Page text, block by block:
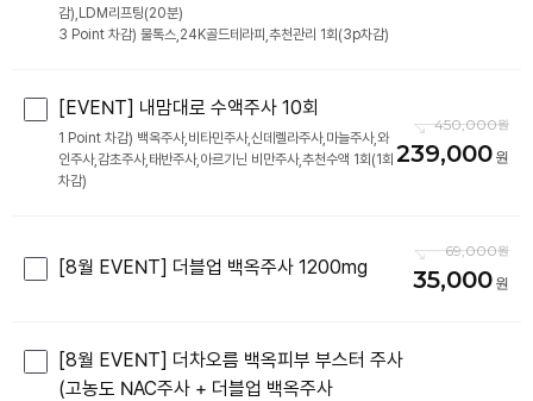
감),LDM리프팅(20분)
3 Point 차감) 물톡스,24K골드테라피,추천관리 1회(3p차감)
[EVENT] 내맘대로 수액주사 10회
1 Point 차감) 백옥주사,비타민주사,신데렐라주사,마늘주사,와
인주사,감초주사,태반주사,아르기닌 비만주사,추천수액 1회(1회
차감)
450,000
239,000
[8월 EVENT] 더블업 백옥주사 1200mg
69,000
35,000
[8월 EVENT] 더차오름 백옥피부 부스터 주사
(고농도 NAC주사 + 더블업 백옥주사